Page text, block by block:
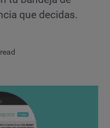
que decidas.